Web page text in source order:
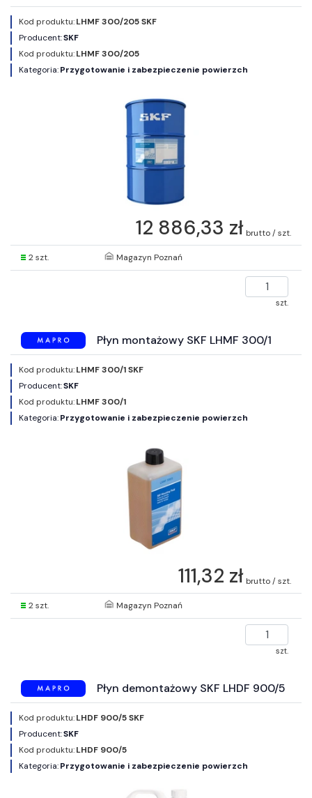
Kod produktu:LHMF 300/205 SKF
Producent:SKF
Kod produktu:LHMF 300/205
Kategoria:Przygotowanie i zabezpieczenie powierzch
12 886,33 zł brutto / szt.
2 szt. Magazyn Poznań
szt.
Płyn montażowy SKF LHMF 300/1
Kod produktu:LHMF 300/1 SKF
Producent:SKF
Kod produktu:LHMF 300/1
Kategoria:Przygotowanie i zabezpieczenie powierzch
111,32 zł brutto / szt.
2 szt. Magazyn Poznań
szt.
Płyn demontażowy SKF LHDF 900/5
Kod produktu:LHDF 900/5 SKF
Producent:SKF
Kod produktu:LHDF 900/5
Kategoria:Przygotowanie i zabezpieczenie powierzch